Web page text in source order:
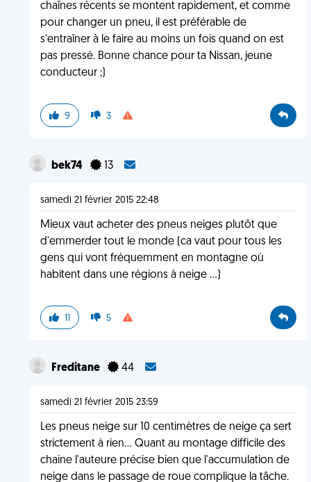
chaînes récents se montent rapidement, et comme
pour changer un pneu, il est préférable de
s'entraîner à le faire au moins un fois quand on est
pas pressé. Bonne chance pour ta Nissan, jeune
conducteur ;)
9 3
bek74 13
samedi 21 février 2015 22:48
Mieux vaut acheter des pneus neiges plutôt que
d'emmerder tout le monde (ca vaut pour tous les
gens qui vont fréquemment en montagne où
habitent dans une régions à neige ...)
11 5
Freditane 44
samedi 21 février 2015 23:59
Les pneus neige sur 10 centimètres de neige ça sert
strictement à rien... Quant au montage difficile des
chaine l'auteure précise bien que l'accumulation de
neige dans le passage de roue complique la tâche.